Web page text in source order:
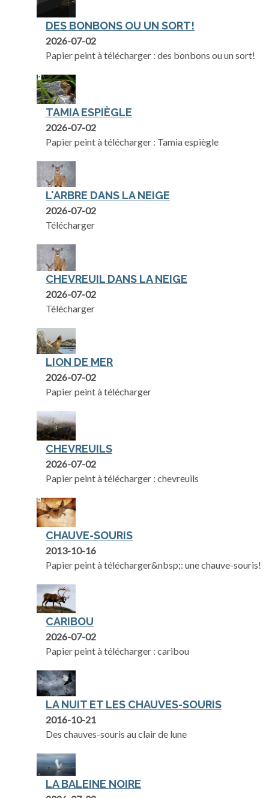
DES BONBONS OU UN SORT!
2026-07-02
Papier peint à télécharger : des bonbons ou un sort!
TAMIA ESPIÈGLE
2026-07-02
Papier peint à télécharger : Tamia espiègle
L'ARBRE DANS LA NEIGE
2026-07-02
Télécharger
CHEVREUIL DANS LA NEIGE
2026-07-02
Télécharger
LION DE MER
2026-07-02
Papier peint à télécharger
CHEVREUILS
2026-07-02
Papier peint à télécharger : chevreuils
CHAUVE-SOURIS
2013-10-16
Papier peint à télécharger&nbsp;: une chauve-souris!
CARIBOU
2026-07-02
Papier peint à télécharger : caribou
LA NUIT ET LES CHAUVES-SOURIS
2016-10-21
Des chauves-souris au clair de lune
LA BALEINE NOIRE